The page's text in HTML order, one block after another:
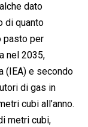
dato
di quanto
pasto per
nel 2035,
(IEA) e secondo
di gas in
cubi all’anno.
metri cubi,